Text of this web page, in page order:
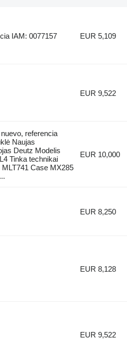
IAM: 0077157 EUR 5,109
EUR 9,522
referencia
Naujas
Deutz Modelis
Tinka technikai
MLT741 Case MX285
EUR 10,000
EUR 8,250
EUR 8,128
EUR 9,522